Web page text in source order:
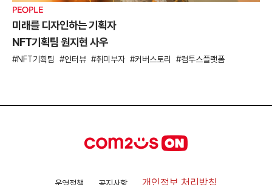
PEOPLE
미래를 디자인하는 기획자
NFT기획팀 원지현 사우
NFT기획팀 인터뷰 취미부자 커버스토리 컴투스플랫폼